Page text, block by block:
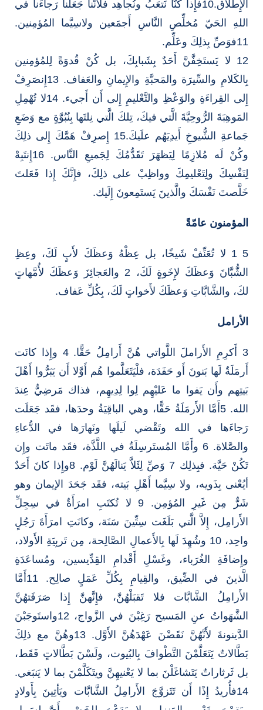
الإِطْلاق.10فإِذا كُنَّا نَتعَبُ ونُجاهِد فلأَنَّنا جَعَلْنا رَجاءَنا في
اللهِ الحَيّ مُخلِّصِ النَّاسِ أَجمَعين ولاسِيَّما المُؤمِنين.
11فوَصِّ بِذلِكَ وعَلِّم.
12 لا يَستَخِفَّنَّ أَحَدٌ بِشَبابِكَ، بل كُنْ قُدوَةً لِلمُؤمِنين
بِالكَلامِ والسِّيرَة والمَحبَّةِ والإِيمانِ والعَفاف. 13إِنصَرِفْ
إِلى القِراءَةِ والوَعْظِ والتَّعْليمِ إِلى أَن أَجيء. 14لا تُهْمِلِ
المَوهِبَةَ الرُّوحِيَّةَ الَّتي فيكَ، تِلكَ الَّتي نِلتَها بِنُبُوَّةٍ مع وَضَعِ
جَماعةِ الشُّيوخِ أَيدِيَهُم علَيكَ.15 إِصرِفْ هَمَّكَ إِلى ذلِكَ
وكُنْ لَه مُلازِمًا لِيَظهَرَ تَقَدُّمُكَ لِجَميعِ النَّاس. 16إِنتَبِهْ
لِنَفْسِكَ ولِتَعْليمِكَ وواظِبْ على ذلِكَ، فإِنَّكَ إِذا فَعَلتَ
خَلَّصتَ نَفْسَكَ والَّذينَ يَستَمِعونَ إِلَيك.
المؤمنون عامّةً
5 1 لا تُعَنِّفْ شَيخًا، بل عِظْهُ وَعظَكَ لأَبٍ لَكَ، وعِظِ
الشُّبَّانَ وَعظَكَ لإِِخَوةٍ لَكَ، 2 والعَجائِزَ وَعظَكَ لأُمَّهاتٍ
لكَ، والشَّابَّاتِ وَعظَكَ لأَخواتٍ لَكَ، بِكُلِّ عَفاف.
الأرامل
3 أَكرِمِ الأَراملَ اللَّواتي هُنَّ أَرامِلُ حَقًّا. 4 وإِذا كانَت
أَرمَلَةٌ لَها بَنونَ أَو حَفَدَة، فلْيَتَعَلَّموا هُم أَوَّلا أَن يَبَرُّوا أَهْلَ
بَيتِهم وأَن يَفوا ما عَليْهِم لِوا لِدِيهِم، فذاك مَرضِيٌّ عِندَ
الله. 5أَمَّا الأَرمَلَةُ حَقًّا، وهي الباقِيَةُ وحدَها، فقَد جَعَلَت
رَجاءَها في الله وتَقْضي لَيلَها ونَهارَها في الدُّعاءِ
والصَّلاة. 6 وأَمَّا المُستَرسِلَةُ في اللَّذَّة، فقَد ماتَت وإِن
تَكُنْ حَيَّة. فبِذلِك 7 وَصِّ لِئَلاَّ يَنالَهُنَّ لَوْم. 8وإِذا كانَ أَحَدٌ
أيُعْنى بِذَويه، ولا سِيَّما أَهْلِ بَيته، فقَد جَحَدَ الإيمان وهو
شَرٌّ مِن غَيرِ المُؤمِن. 9 لا تُكتَبِ امرَأَةٌ في سِجِلِّ
الأَرامِل، إِلاَّ الَّتي بَلَغَت سِتِّينَ سَنَة، وكانَتِ امرَأَةَ رَجُلٍ
واحِد، 10 وشُهِدَ لَها بِالأَعمالِ الصَّالِحة، مِن تَربِيَةِ الأَولاد،
وإِضافَةِ الغُرَباء، وغَسْلِ أَقْدامِ القِدِّيسين، ومُساعَدَةِ
الَّذينَ في الضِّيق، والقِيامِ بِكُلِّ عَمَلٍ صالِح. 11أَمَّا
الأَرامِلُ الشَّابَّات فلا تَقبَلْهُنَّ، فإِنَّهنَّ إِذا صَرَفَتهُنَّ
الشَّهَواتُ عنِ المَسيح رَغِبْنَ في الزَّواج، 12واستَوجَبْنَ
الدَّينونةَ لأَنَّهُنَّ نَقَضْنَ عَهْدَهُنَّ الأَوَّل. 13وهُنَّ مع ذلِكَ
بَطَّالاتٌ يَتَعَلَّمْنَ التَّطْوافَ بِالبُيوت، ولَسْنَ بَطَّالاتٍ فَقَط،
بل ثَرثاراتٌ يَتَشاغَلْنَ بما لا يَعْنيهِنَّ ويتَكَلَّمْنَ بما لا يَنبَغي.
14فأُريدُ إِذًا أَن تَتَزوَّجَ الأَرامِلُ الشَّابَّات ويَأتِينَ بِأَولادٍ